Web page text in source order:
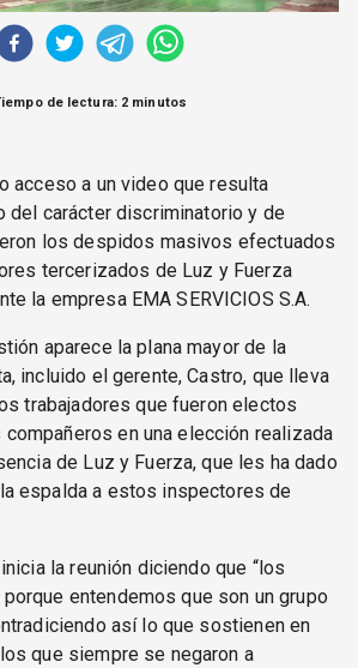
de lectura: 2 minutos
acceso a un video que resulta
del carácter discriminatorio y de
los despidos masivos efectuados
tercerizados de Luz y Fuerza
la empresa EMA SERVICIOS S.A.
aparece la plana mayor de la
incluido el gerente, Castro, que lleva
trabajadores que fueron electos
en una elección realizada
de Luz y Fuerza, que les ha dado
espalda a estos inspectores de
la reunión diciendo que “los
entendemos que son un grupo
así lo que sostienen en
que siempre se negaron a